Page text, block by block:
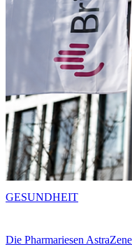
Die Pharmariesen
GESUNDHEIT